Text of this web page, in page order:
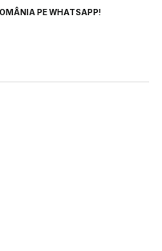
PE WHATSAPP!